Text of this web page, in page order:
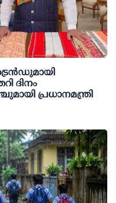
ദിനം
പ്രധാനമന്ത്രി